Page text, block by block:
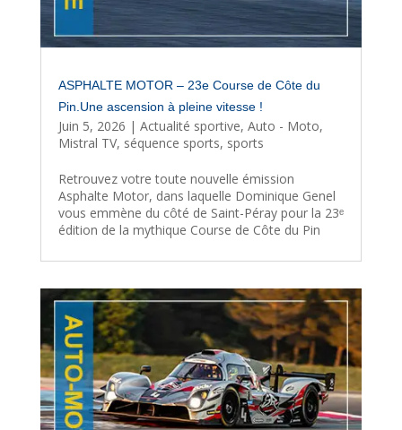
ASPHALTE MOTOR – 23e Course de Côte du
Pin.Une ascension à pleine vitesse !
Juin 5, 2026 | Actualité sportive, Auto - Moto,
Mistral TV, séquence sports, sports
Retrouvez votre toute nouvelle émission
Asphalte Motor, dans laquelle Dominique Genel
vous emmène du côté de Saint-Péray pour la 23ᵉ
édition de la mythique Course de Côte du Pin